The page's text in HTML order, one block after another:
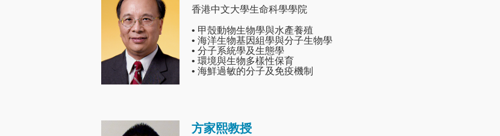
香港中文大學生命科學學院
• 甲殼動物生物學與水產養殖
• 海洋生物基因組學與分子生物學
• 分子系統學及生態學
• 環境與生物多樣性保育
• 海鮮過敏的分子及免疫機制
Image 方家熙教授